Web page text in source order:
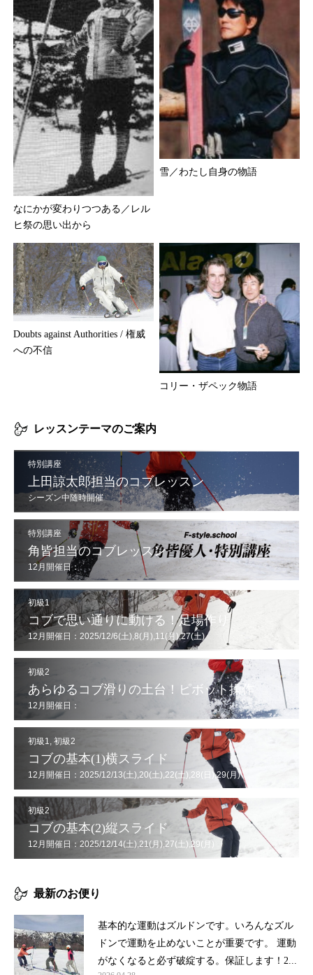
なにかが変わりつつある／レル
ヒ祭の思い出から
雪／わたし自身の物語
Doubts against Authorities / 権威
への不信
コリー・ザペック物語
レッスンテーマのご案内
特別講座
上田諒太郎担当のコブレッスン
シーズン中随時開催
特別講座
角皆担当のコブレッスン
12月開催日：
12/6(土),7(日),13(土),14(日),20(土),21(日),30(火),31(水)
初級1
コブで思い通りに動ける！足場作り
12月開催日：2025/12/6(土),8(月),11(月),27(土)
初級2
あらゆるコブ滑りの土台！ピボット操作
12月開催日：
2025/12/7(日),12(金),20(土),21(日),26(金),29(月),30(火)
初級1, 初級2
コブの基本(1)横スライド
12月開催日：2025/12/13(土),20(土),22(土),28(日),29(月)
初級2
コブの基本(2)縦スライド
12月開催日：2025/12/14(土),21(月),27(土),29(月)
最新のお便り
基本的な運動はズルドンです。いろんなズル
ドンで運動を止めないことが重要です。 運動
がなくなると必ず破綻する。保証します！2...